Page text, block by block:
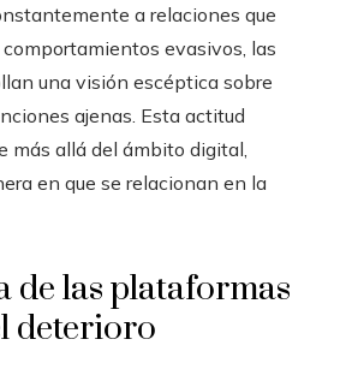
a relaciones que
evasivos, las
una visión escéptica sobre
ajenas. Esta actitud
más allá del ámbito digital,
en que se relacionan en la
de las plataformas
deterioro